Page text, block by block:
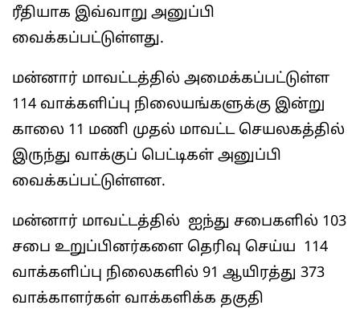
ரீதியாக இவ்வாறு அனுப்பி
வைக்கப்பட்டுள்ளது.
மன்னார் மாவட்டத்தில் அமைக்கப்பட்டுள்ள
114 வாக்களிப்பு நிலையங்களுக்கு இன்று
காலை 11 மணி முதல் மாவட்ட செயலகத்தில்
இருந்து வாக்குப் பெட்டிகள் அனுப்பி
வைக்கப்பட்டுள்ளன.
மன்னார் மாவட்டத்தில் ஐந்து சபைகளில் 103
சபை உறுப்பினர்களை தெரிவு செய்ய 114
வாக்களிப்பு நிலைகளில் 91 ஆயிரத்து 373
வாக்காளர்கள் வாக்களிக்க தகுதி